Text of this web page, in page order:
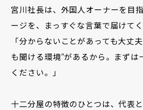
宮川社長は、外国人オーナーを目
ージを、まっすぐな言葉で届けてく
「分からないことがあっても大丈
も聞ける環境”があるから。まずは
ください。」
十二分屋の特徴のひとつは、代表と